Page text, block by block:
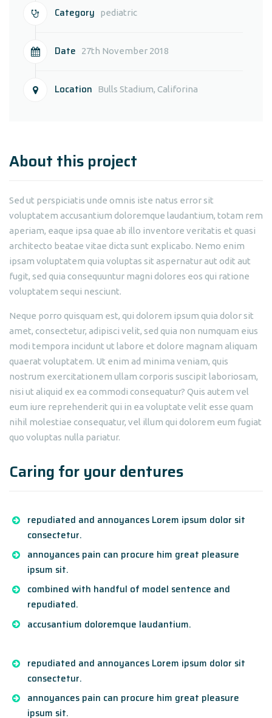
Category pediatric
Date 27th November 2018
Location Bulls Stadium, Califorina
About this project
Sed ut perspiciatis unde omnis iste natus error sit
voluptatem accusantium doloremque laudantium, totam rem
aperiam, eaque ipsa quae ab illo inventore veritatis et quasi
architecto beatae vitae dicta sunt explicabo. Nemo enim
ipsam voluptatem quia voluptas sit aspernatur aut odit aut
fugit, sed quia consequuntur magni dolores eos qui ratione
voluptatem sequi nesciunt.
Neque porro quisquam est, qui dolorem ipsum quia dolor sit
amet, consectetur, adipisci velit, sed quia non numquam eius
modi tempora incidunt ut labore et dolore magnam aliquam
quaerat voluptatem. Ut enim ad minima veniam, quis
nostrum exercitationem ullam corporis suscipit laboriosam,
nisi ut aliquid ex ea commodi consequatur? Quis autem vel
eum iure reprehenderit qui in ea voluptate velit esse quam
nihil molestiae consequatur, vel illum qui dolorem eum fugiat
quo voluptas nulla pariatur.
Caring for your dentures
repudiated and annoyances Lorem ipsum dolor sit
consectetur.
annoyances pain can procure him great pleasure
ipsum sit.
combined with handful of model sentence and
repudiated.
accusantium doloremque laudantium.
repudiated and annoyances Lorem ipsum dolor sit
consectetur.
annoyances pain can procure him great pleasure
ipsum sit.